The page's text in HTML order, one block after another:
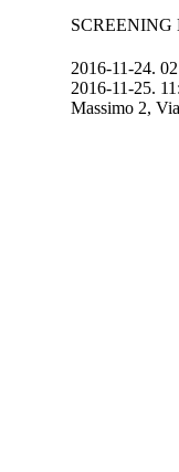
SCREENING
2016-11-24.
2016-11-25.
Massimo 2,